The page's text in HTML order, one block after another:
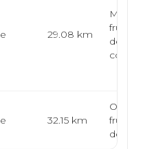
29.08 km
Mas
fruits
32.15 km
fruits